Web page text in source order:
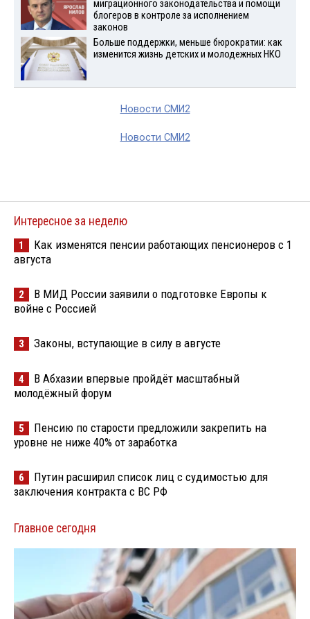
миграционного законодательства и помощи
блогеров в контроле за исполнением
законов
Больше поддержки, меньше бюрократии: как
изменится жизнь детских и молодежных НКО
Новости СМИ2
Новости СМИ2
Интересное за неделю
1
Как изменятся пенсии работающих пенсионеров с 1
августа
2
В МИД России заявили о подготовке Европы к
войне с Россией
3 Законы, вступающие в силу в августе
4
В Абхазии впервые пройдёт масштабный
молодёжный форум
5
Пенсию по старости предложили закрепить на
уровне не ниже 40% от заработка
6
Путин расширил список лиц с судимостью для
заключения контракта с ВС РФ
Главное сегодня